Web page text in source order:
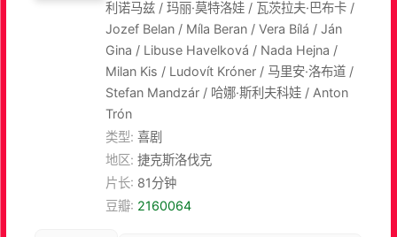
利诺马兹 / 玛丽·莫特洛娃 / 瓦茨拉夫·巴布卡 /
Jozef Belan / Míla Beran / Vera Bílá / Ján
Gina / Libuse Havelková / Nada Hejna /
Milan Kis / Ludovít Króner / 马里安·洛布道 /
Stefan Mandzár / 哈娜·斯利夫科娃 / Anton
Trón
类型: 喜剧
地区: 捷克斯洛伐克
片长: 81分钟
豆瓣: 2160064